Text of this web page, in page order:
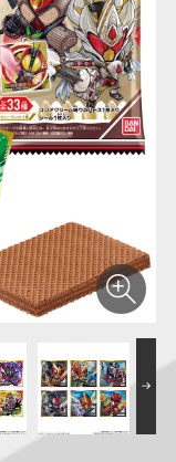
サンリオキャラクタ
ーズ
キャラデコ